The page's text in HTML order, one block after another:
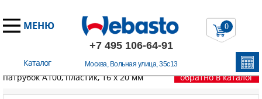
МЕНЮ
+7 495 106-64-91
Москва, Вольная улица, 35с13
Каталог
0
Главная /Запчасти Вебасто/Thermo Top C/
Соединительный
патрубок A100, пластик, 16 х 20 мм
обратно в каталог